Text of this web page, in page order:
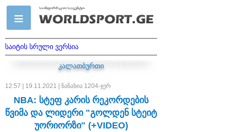
საიტის სრული ვერსია
კალათბურთი
12:57 | 19.11.2021 | ნანახია 1204-ჯერ
NBA: სტეფ კარის რეკორდების
წვიმა და ლიდერი "გოლდენ სტეიტ
უორიორზი" (+VIDEO)